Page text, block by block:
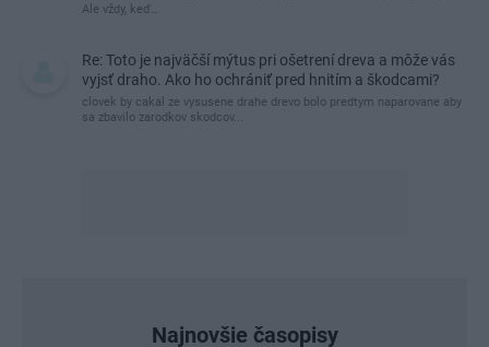
Ale vždy, keď…
Re: Toto je najväčší mýtus pri ošetrení dreva a môže vás
vyjsť draho. Ako ho ochrániť pred hnitím a škodcami?
clovek by cakal ze vysusene drahe drevo bolo predtym naparovane aby
sa zbavilo zarodkov skodcov...
Najnovšie časopisy